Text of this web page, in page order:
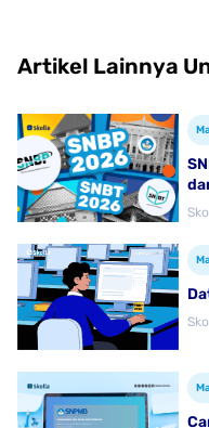
Artikel Lainnya